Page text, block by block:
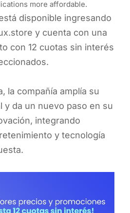
more affordable.
disponible ingresando
y cuenta con una
con 12 cuotas sin interés
la compañía amplía su
y da un nuevo paso en su
integrando
y tecnología